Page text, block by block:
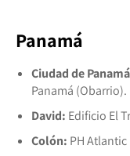
Panamá
Ciudad de
Panamá (Obarrio).
David: Edificio El
Colón: PH